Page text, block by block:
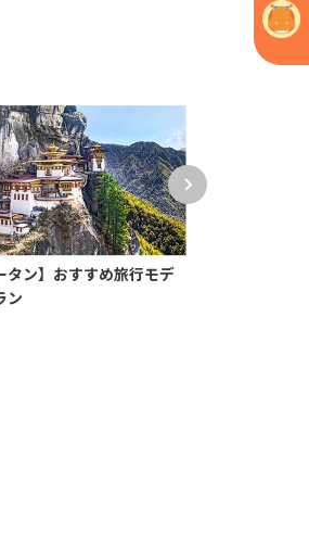
タン】おすすめ旅行モデ
ン